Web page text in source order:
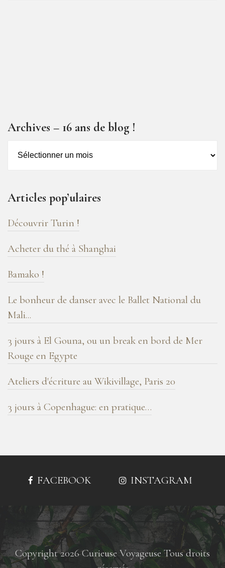
Archives – 16 ans de blog !
de
blog
!
Articles pop’ulaires
Découvrir Turin !
Acheter du thé à Shanghai
Bamako !
Le bonheur de danser avec le Ballet National du
Mali...
3 jours à El Gouna, ou un break en bord de Mer
Rouge en Egypte
Ateliers d'écriture au Wikivillage, Paris 20
3 jours à Copenhague: en pratique…
FACEBOOK INSTAGRAM
Copyright 2026 Curieuse Voyageuse Tous droits